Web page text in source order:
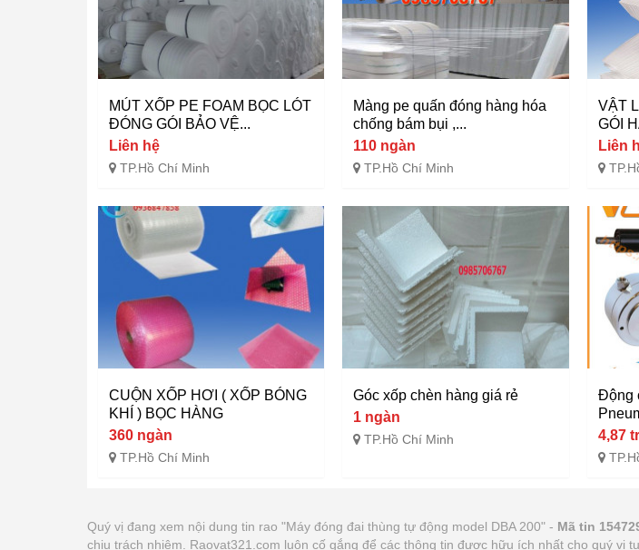
MÚT XỐP PE FOAM BỌC LÓT
ĐÓNG GÓI BẢO VỆ...
Liên hệ
TP.Hồ Chí Minh
Màng pe quấn đóng hàng hóa
chống bám bụi ,...
110 ngàn
TP.Hồ Chí Minh
VẬT
GÓI
Liên
CUỘN XỐP HƠI ( XỐP BÓNG
KHÍ ) BỌC HÀNG
360 ngàn
TP.Hồ Chí Minh
Góc xốp chèn hàng giá rẻ
1 ngàn
TP.Hồ Chí Minh
Động
4,87
Quý vị đang xem nội dung tin rao "Máy đóng đai thùng tự động model DBA 200" - Mã tin
chịu trách nhiệm. Raovat321.com luôn cố gắng để các thông tin được hữu ích nhất cho quý vị